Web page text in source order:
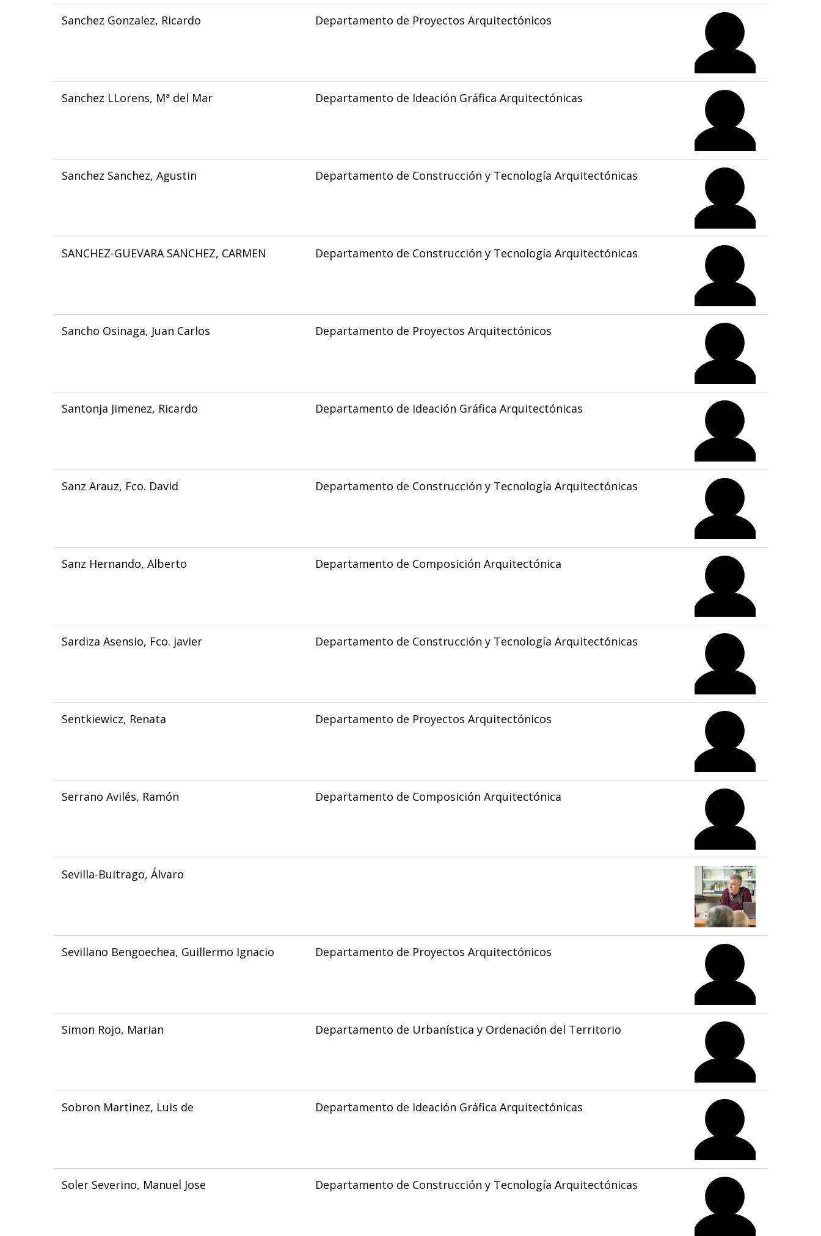
Sanchez Gonzalez, Ricardo Departamento de Proyectos Arquitectónicos
Sanchez LLorens, Mª del Mar Departamento de Ideación Gráfica Arquitectónicas
Sanchez Sanchez, Agustin Departamento de Construcción y Tecnología Arquitectónicas
SANCHEZ-GUEVARA SANCHEZ, CARMEN Departamento de Construcción y Tecnología Arquitectónicas
Sancho Osinaga, Juan Carlos Departamento de Proyectos Arquitectónicos
Santonja Jimenez, Ricardo Departamento de Ideación Gráfica Arquitectónicas
Sanz Arauz, Fco. David Departamento de Construcción y Tecnología Arquitectónicas
Sanz Hernando, Alberto Departamento de Composición Arquitectónica
Sardiza Asensio, Fco. javier Departamento de Construcción y Tecnología Arquitectónicas
Sentkiewicz, Renata Departamento de Proyectos Arquitectónicos
Serrano Avilés, Ramón Departamento de Composición Arquitectónica
Sevilla-Buitrago, Álvaro
Sevillano Bengoechea, Guillermo Ignacio Departamento de Proyectos Arquitectónicos
Simon Rojo, Marian Departamento de Urbanística y Ordenación del Territorio
Sobron Martinez, Luis de Departamento de Ideación Gráfica Arquitectónicas
Soler Severino, Manuel Jose Departamento de Construcción y Tecnología Arquitectónicas